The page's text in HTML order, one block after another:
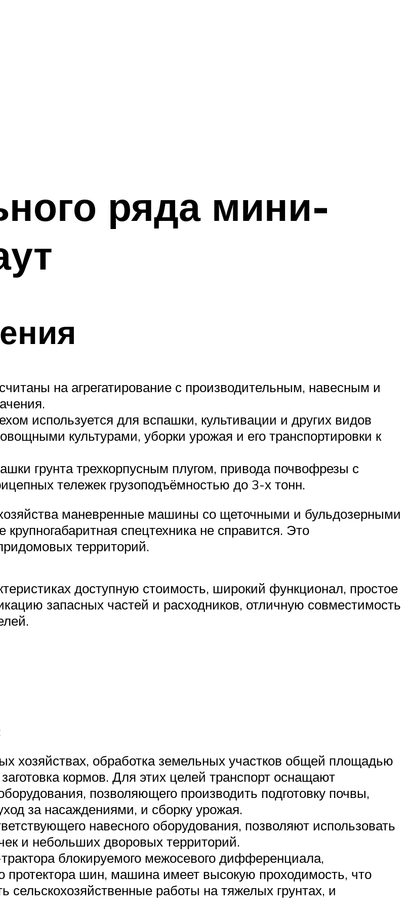
ряда мини-
на агрегатирование с производительным, навесным и
используется для вспашки, культивации и других видов
культурами, уборки урожая и его транспортировки к
грунта трехкорпусным плугом, привода почвофрезы с
тележек грузоподъёмностью до 3-х тонн.
маневренные машины со щеточными и бульдозерными
спецтехника не справится. Это
территорий.
доступную стоимость, широкий функционал, простое
запасных частей и расходников, отличную совместимость
хозяйствах, обработка земельных участков общей площадью
кормов. Для этих целей транспорт оснащают
позволяющего производить подготовку почвы,
за насаждениями, и сборку урожая.
навесного оборудования, позволяют использовать
и небольших дворовых территорий.
блокируемого межосевого дифференциала,
протектора шин, машина имеет высокую проходимость, что
сельскохозяйственные работы на тяжелых грунтах, и